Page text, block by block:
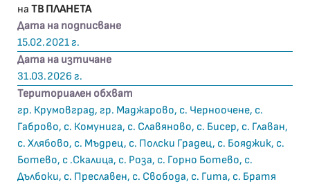
на ТВ ПЛАНЕТА
Дата на подписване
15.02.2021 г.
Дата на изтичане
31.03.2026 г.
Териториален обхват
гр. Крумовград, гр. Маджарово, с. Черноочене, с.
Габрово, с. Комунига, с. Славяново, с. Бисер, с. Главан,
с. Хлябово, с. Мъдрец, с. Полски Градец, с. Бояджик, с.
Ботево, с .Скалица, с. Роза, с. Горно Ботево, с.
Дълбоки, с. Преславен, с. Свобода, с. Гита, с. Братя